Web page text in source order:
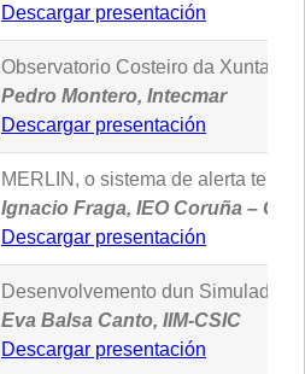
Descargar presentación
Observatorio Costeiro da Xunta
Pedro Montero, Intecmar
Descargar presentación
MERLIN, o sistema de alerta
Ignacio Fraga, IEO Coruña –
Descargar presentación
Desenvolvemento dun Simulador
Eva Balsa Canto, IIM-CSIC
Descargar presentación